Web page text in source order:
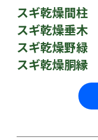
スギ乾燥間柱
スギ乾燥垂木
スギ乾燥野緑
スギ乾燥胴縁